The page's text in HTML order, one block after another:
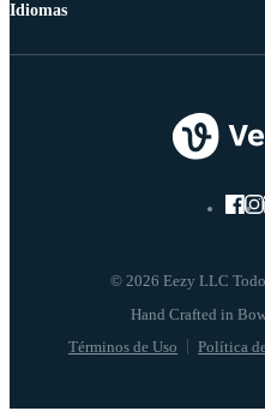
© 2026 Eezy LLC
Términos de Uso Política
Idiomas